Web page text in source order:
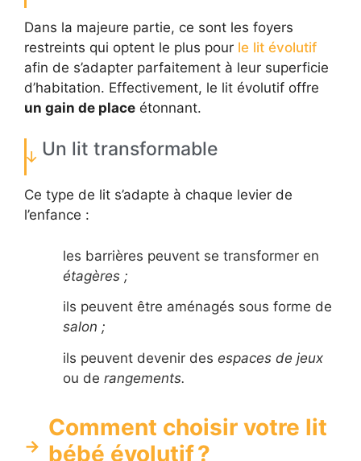
Dans la majeure partie, ce sont les foyers
restreints qui optent le plus pour le lit évolutif
afin de s’adapter parfaitement à leur superficie
d’habitation. Effectivement, le lit évolutif offre
un gain de place étonnant.
Un lit transformable
Ce type de lit s’adapte à chaque levier de
l’enfance :
les barrières peuvent se transformer en
étagères ;
ils peuvent être aménagés sous forme de
salon ;
ils peuvent devenir des espaces de jeux
ou de rangements.
Comment choisir votre lit
bébé évolutif ?